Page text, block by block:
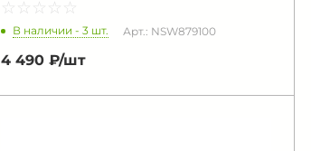
☆ ☆ ☆ ☆ ☆
★ ★ ★ ★ ★
В наличии - 3 шт. Арт.: NSW879100
4 490 ₽/шт